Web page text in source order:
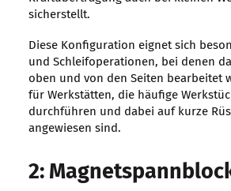
sicherstellt.
Diese Konfiguration eignet sich
und Schleifoperationen, bei denen
oben und von den Seiten bearbeitet
für Werkstätten, die häufige
durchführen und dabei auf kurze
angewiesen sind.
2: